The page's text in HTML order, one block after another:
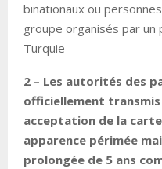
binationaux ou
groupe organisés par un
Turquie
2 – Les autorités des
officiellement
acceptation de la
apparence périmée
prolongée de 5 ans